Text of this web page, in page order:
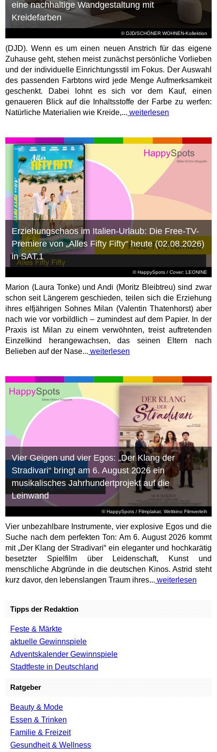
© DJD/SCHÖNER WOHNEN-Kollektion
eine nachhaltige Wandgestaltung mit
Kreidefarben
(DJD). Wenn es um einen neuen Anstrich für das eigene
Zuhause geht, stehen meist zunächst persönliche Vorlieben
und der individuelle Einrichtungsstil im Fokus. Der Auswahl
des passenden Farbtons wird jede Menge Aufmerksamkeit
geschenkt. Dabei lohnt es sich vor dem Kauf, einen
genaueren Blick auf die Inhaltsstoffe der Farbe zu werfen:
Natürliche Materialien wie Kreide,... weiterlesen
© HappySpots / Cover: LEONINE
Erziehungschaos im Italien-Urlaub: Die Free-TV-
Premiere von „Alles Fifty Fifty“ heute (02.08.2026)
in SAT.1
Marion (Laura Tonke) und Andi (Moritz Bleibtreu) sind zwar
schon seit Längerem geschieden, teilen sich die Erziehung
ihres elfjährigen Sohnes Milan (Valentin Thatenhorst) aber
nach wie vor vorbildlich – zumindest auf dem Papier. In der
Praxis ist Milan zu einem verwöhnten, treist auftretenden
Einzelkind herangewachsen, das seinen Eltern nach
Belieben auf der Nase... weiterlesen
© HappySpots / Filmplakat: Weltkino Filmverleih
Vier Geigen und vier Egos: „Der Klang der
Stradivari“ bringt am 6. August 2026 ein
musikalisches Jahrhundertprojekt auf die
Leinwand
Vier unbezahlbare Instrumente, vier explosive Egos und die
Suche nach dem perfekten Ton: Am 6. August 2026 kommt
mit „Der Klang der Stradivari“ ein eleganter und hochkarätig
besetzter Spielfilm über Leidenschaft, Kunst und
menschliche Abgründe in die deutschen Kinos. Astrid steht
kurz davor, den lebenslangen Traum ihres... weiterlesen
Tipps der Redaktion
Feste & Märkte
aktuelle Gewinnspiele
Adventskalender Gewinnspiele
Stadtfeste in Deutschland
Ratgeber
Beauty & Mode
Essen & Trinken
Familie & Freizeit
Gesundheit & Wellness